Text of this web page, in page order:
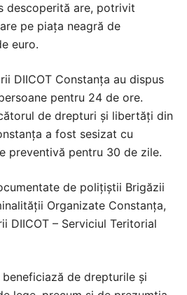
descoperită are, potrivit
pe piața neagră de
euro.
DIICOT Constanța au dispus
pentru 24 de ore.
de drepturi și libertăți din
a fost sesizat cu
preventivă pentru 30 de zile.
de polițiștii Brigăzii
Organizate Constanța,
DIICOT – Serviciul Teritorial
de drepturile și